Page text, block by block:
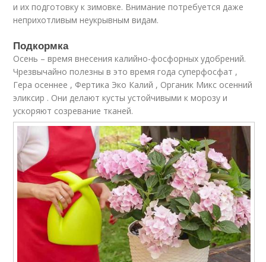
и их подготовку к зимовке. Внимание потребуется даже
неприхотливым неукрывным видам.
Подкормка
Осень – время внесения калийно-фосфорных удобрений.
Чрезвычайно полезны в это время года суперфосфат ,
Гера осеннее , Фертика Эко Калий , Органик Микс осенний
эликсир . Они делают кусты устойчивыми к морозу и
ускоряют созревание тканей.